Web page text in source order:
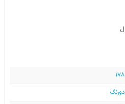
178
دورنگ